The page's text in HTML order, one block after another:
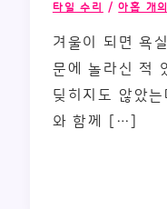
타일 수리 /아홉 개
겨울이 되면 욕
문에 놀라신 적
딪히지도 않았
와 함께 […]